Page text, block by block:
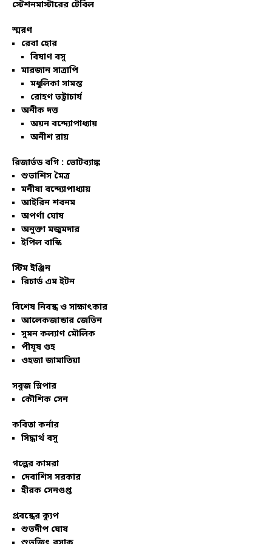
স্টেশনমাস্টারের টেবিল
স্মরণ
রেবা হোর
বিষাণ বসু
মারজান সাত্রাপি
মধুলিকা সামন্ত
রোহণ ভট্টাচার্য
অনীক দত্ত
অয়ন বন্দ্যোপাধ্যায়
অনীশ রায়
রিজার্ভড বগি : ভোটব্যাঙ্ক
শুভাশিস মৈত্র
মনীষা বন্দ্যোপাধ্যায়
আইরিন শবনম
অপর্ণা ঘোষ
অনুক্তা মজুমদার
ইপিল বাস্কি
স্টিম ইঞ্জিন
রিচার্ড এম ইটন
বিশেষ নিবন্ধ ও সাক্ষাৎকার
আলেকজান্ডার জেভিন
সুমন কল্যাণ মৌলিক
পীযূষ গুহ
ওহজা জামাতিয়া
সবুজ স্লিপার
কৌশিক সেন
কবিতা কর্নার
সিদ্ধার্থ বসু
গল্পের কামরা
দেবাশিস সরকার
হীরক সেনগুপ্ত
প্রবন্ধের ক্যুপ
শুভদীপ ঘোষ